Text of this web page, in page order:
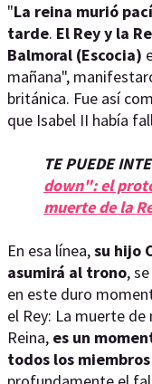
"La reina murió
tarde. El Rey y la
Balmoral (Escocia)
mañana",
británica. Fue así
que Isabel II había
TE PUEDE
down": el
muerte de la
En esa línea,su hijo
asumirá al trono,
en este duro
el Rey: La muerte
Reina, es un
todos los